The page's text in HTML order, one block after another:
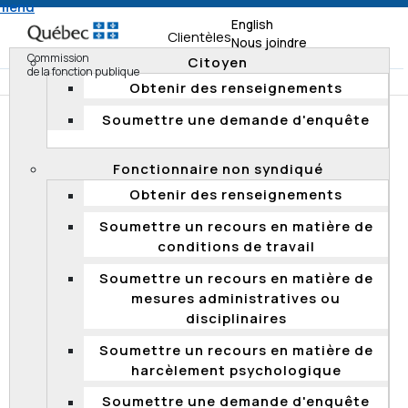
Commission
de la fonction publique
English
Nous joindre
Clientèles
Citoyen
Obtenir des renseignements
Soumettre une demande d'enquête
Fonctionnaire non syndiqué
Obtenir des renseignements
Soumettre un recours en matière de
conditions de travail
Soumettre un recours en matière de
mesures administratives ou
disciplinaires
Soumettre un recours en matière de
harcèlement psychologique
Soumettre une demande d'enquête
Accueil Documentation
Rapports de vérification
Rapports de vérification 2021
RAPPORTS DE VÉRIFICATION 2021
l’admissibilité au moment d’une
nomination à titre d’aspirant dans la
fonction publique québécoise
La Commission de la fonction publique publie
Rapport de vérification sur
l’admissibilité au moment d’une nomination à titre